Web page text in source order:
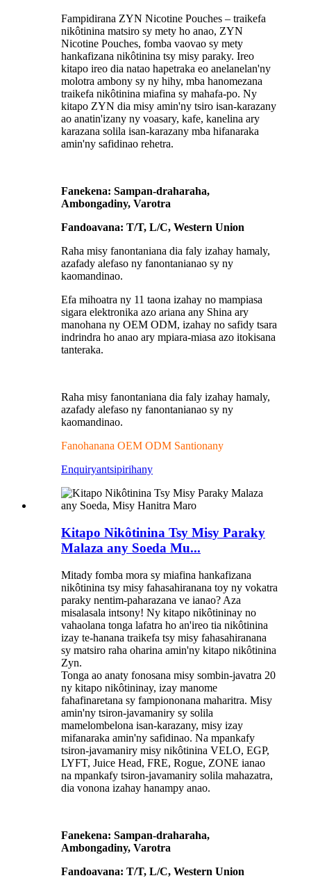
Fampidirana ZYN Nicotine Pouches – traikefa
nikôtinina matsiro sy mety ho anao, ZYN
Nicotine Pouches, fomba vaovao sy mety
hankafizana nikôtinina tsy misy paraky. Ireo
kitapo ireo dia natao hapetraka eo anelanelan'ny
molotra ambony sy ny hihy, mba hanomezana
traikefa nikôtinina miafina sy mahafa-po. Ny
kitapo ZYN dia misy amin'ny tsiro isan-karazany
ao anatin'izany ny voasary, kafe, kanelina ary
karazana solila isan-karazany mba hifanaraka
amin'ny safidinao rehetra.
Fanekena: Sampan-draharaha,
Ambongadiny, Varotra
Fandoavana: T/T, L/C, Western Union
Raha misy fanontaniana dia faly izahay hamaly,
azafady alefaso ny fanontanianao sy ny
kaomandinao.
Efa mihoatra ny 11 taona izahay no mampiasa
sigara elektronika azo ariana any Shina ary
manohana ny OEM ODM, izahay no safidy tsara
indrindra ho anao ary mpiara-miasa azo itokisana
tanteraka.
Raha misy fanontaniana dia faly izahay hamaly,
azafady alefaso ny fanontanianao sy ny
kaomandinao.
Fanohanana OEM ODM Santionany
Enquiryantsipirihany
Kitapo Nikôtinina Tsy Misy Paraky
Malaza any Soeda Mu...
Mitady fomba mora sy miafina hankafizana
nikôtinina tsy misy fahasahiranana toy ny vokatra
paraky nentim-paharazana ve ianao? Aza
misalasala intsony! Ny kitapo nikôtininay no
vahaolana tonga lafatra ho an'ireo tia nikôtinina
izay te-hanana traikefa tsy misy fahasahiranana
sy matsiro raha oharina amin'ny kitapo nikôtinina
Zyn.
Tonga ao anaty fonosana misy sombin-javatra 20
ny kitapo nikôtininay, izay manome
fahafinaretana sy fampiononana maharitra. Misy
amin'ny tsiron-javamaniry sy solila
mamelombelona isan-karazany, misy izay
mifanaraka amin'ny safidinao. Na mpankafy
tsiron-javamaniry misy nikôtinina VELO, EGP,
LYFT, Juice Head, FRE, Rogue, ZONE ianao
na mpankafy tsiron-javamaniry solila mahazatra,
dia vonona izahay hanampy anao.
Fanekena: Sampan-draharaha,
Ambongadiny, Varotra
Fandoavana: T/T, L/C, Western Union